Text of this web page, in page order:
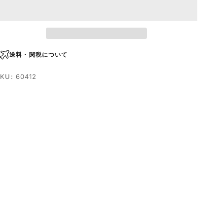
送料・関税について
60412